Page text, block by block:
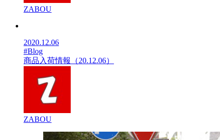
ZABOU
2020.12.06
#Blog
商品入荷情報（20.12.06）
ZABOU